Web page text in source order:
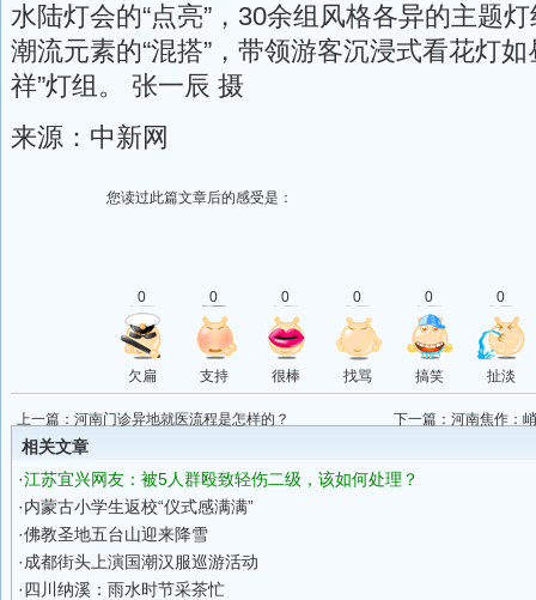
水陆灯会的“点亮”，30余组风格各异的主题
潮流元素的“混搭”，带领游客沉浸式看花灯
祥”灯组。 张一辰 摄
来源：中新网
您读过此篇文章后的感受是：
0 0 0 0 0 0
欠扁 支持 很棒 找骂 搞笑 扯淡
上一篇： 河南门诊异地就医流程是怎样的？ 下一篇： 河南焦作：
相关文章
·江苏宜兴网友：被5人群殴致轻伤二级，该如何处理？
·内蒙古小学生返校“仪式感满满”
·佛教圣地五台山迎来降雪
·成都街头上演国潮汉服巡游活动
·四川纳溪：雨水时节采茶忙